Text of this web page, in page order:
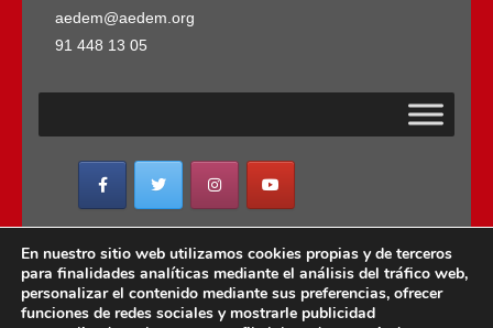
aedem@aedem.org
91 448 13 05
AEDEM-COCEMFE es miembro de:
En nuestro sitio web utilizamos cookies propias y de terceros
para finalidades analíticas mediante el análisis del tráfico web,
personalizar el contenido mediante sus preferencias, ofrecer
funciones de redes sociales y mostrarle publicidad